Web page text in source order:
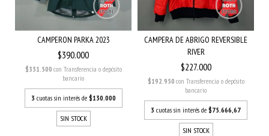
CAMPERON PARKA 2023
$390.000
$331.500 con Transferencia o depósito
bancario
3 cuotas sin interés de $130.000
SIN STOCK
CAMPERA DE ABRIGO REVERSIBLE
RIVER
$227.000
$192.950 con Transferencia o depósito
bancario
3 cuotas sin interés de $75.666,67
SIN STOCK